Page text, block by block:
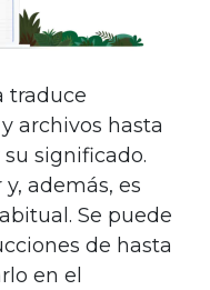
traduce
archivos hasta
significado.
además, es
Se puede
de hasta
en el